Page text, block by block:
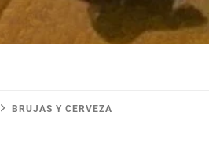
BRUJAS Y CERVEZA